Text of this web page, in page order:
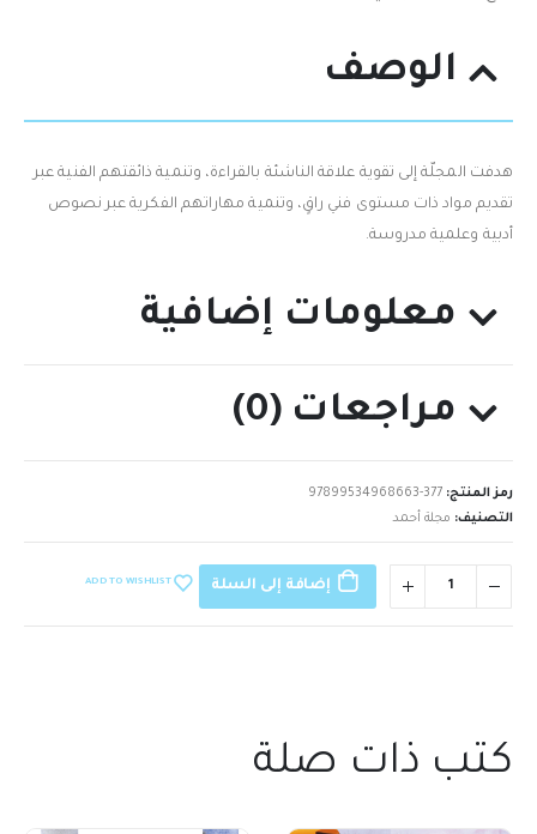
الوصف
هدفت المجلّة إلى تقوية علاقة الناشئة بالقراءة، وتنمية ذائقتهم الفنية عبر
تقديم مواد ذات مستوى فني راقٍ، وتنمية مهاراتهم الفكرية عبر نصوص
أدبية وعلمية مدروسة.
معلومات إضافية
مراجعات (0)
رمز المنتج: 97899534968663-377
التصنيف: مجلة أحمد
إضافة إلى السلة ADD TO WISHLIST
كتب ذات صلة